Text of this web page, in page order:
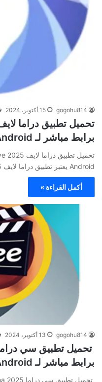
gogohu814 15 أكتوبر، 2024
برابط مباشر لـ Android
Android يعتبر تطبيق دراما لايف 2025 من أبرز التطبيقات…
أكمل القراءة »
gogohu814 13 أكتوبر، 2024
برابط مباشر لـ Android